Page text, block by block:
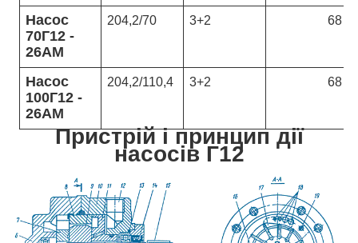
Насос
70Г12 -
26АМ
204,2/70 3+2 68
Насос
100Г12 -
26АМ
204,2/110,4 3+2 68
Пристрій і принцип дії
насосів Г12